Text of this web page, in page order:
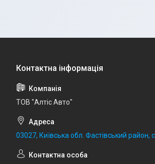
ТОВ "Алтіс Авто"
03027, Київська обл. Фастівський район,